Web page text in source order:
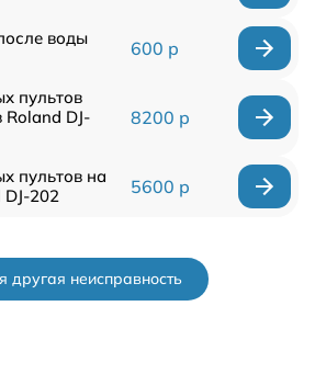
воды
600 р
пультов
Roland DJ-
8200 р
пультов на
202
5600 р
другая неисправность